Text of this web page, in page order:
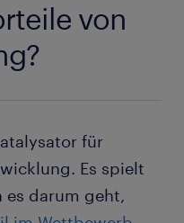
von
für
Es spielt
es darum geht,